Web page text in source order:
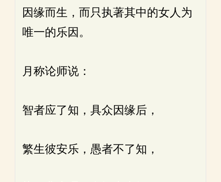
因缘而生，而只执著其中的女人为
唯一的乐因。
月称论师说：
智者应了知，具众因缘后，
繁生彼安乐，愚者不了知，